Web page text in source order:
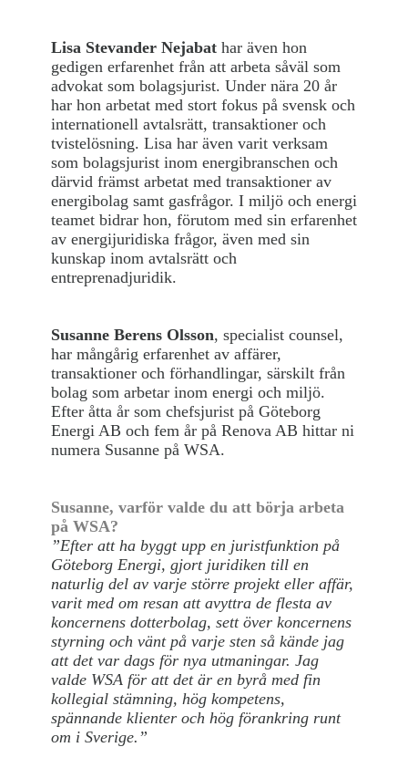
Lisa Stevander Nejabat har även hon
gedigen erfarenhet från att arbeta såväl som
advokat som bolagsjurist. Under nära 20 år
har hon arbetat med stort fokus på svensk och
internationell avtalsrätt, transaktioner och
tvistelösning. Lisa har även varit verksam
som bolagsjurist inom energibranschen och
därvid främst arbetat med transaktioner av
energibolag samt gasfrågor. I miljö och energi
teamet bidrar hon, förutom med sin erfarenhet
av energijuridiska frågor, även med sin
kunskap inom avtalsrätt och
entreprenadjuridik.
Susanne Berens Olsson, specialist counsel,
har mångårig erfarenhet av affärer,
transaktioner och förhandlingar, särskilt från
bolag som arbetar inom energi och miljö.
Efter åtta år som chefsjurist på Göteborg
Energi AB och fem år på Renova AB hittar ni
numera Susanne på WSA.
Susanne, varför valde du att börja arbeta
på WSA?
”Efter att ha byggt upp en juristfunktion på
Göteborg Energi, gjort juridiken till en
naturlig del av varje större projekt eller affär,
varit med om resan att avyttra de flesta av
koncernens dotterbolag, sett över koncernens
styrning och vänt på varje sten så kände jag
att det var dags för nya utmaningar. Jag
valde WSA för att det är en byrå med fin
kollegial stämning, hög kompetens,
spännande klienter och hög förankring runt
om i Sverige.”